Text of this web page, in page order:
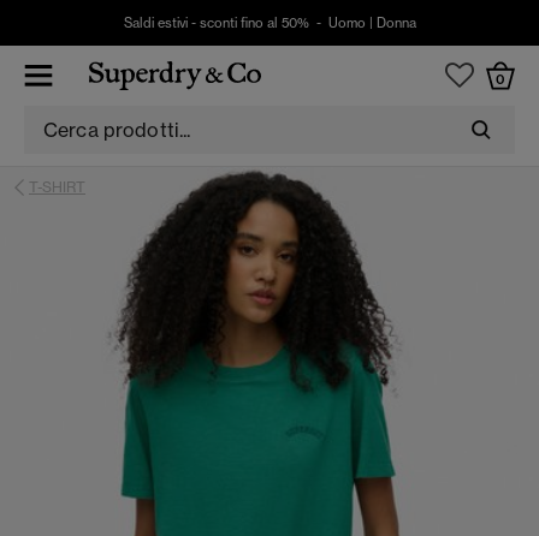
Saldi estivi - sconti fino al 50% - Uomo Donna
0
T-SHIRT